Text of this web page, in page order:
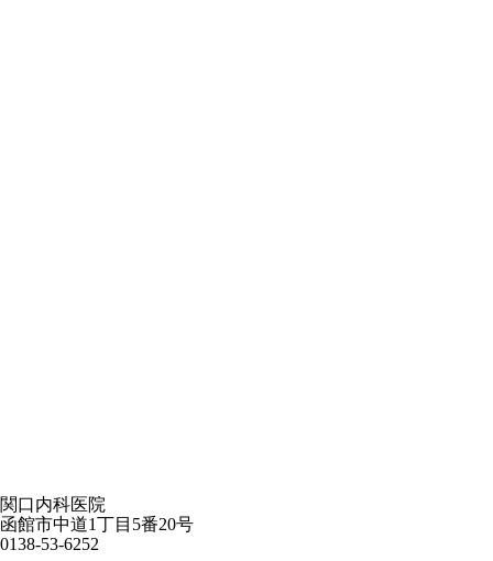
関口内科医院
函館市中道1丁目5番20号
0138-53-6252